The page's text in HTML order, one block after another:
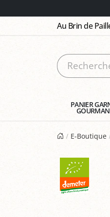
Au Brin de
PANIER
E-Boutique